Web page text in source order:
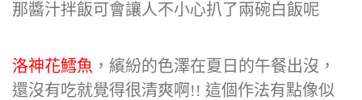
那醬汁拌飯可會讓人不小心扒了兩碗白飯呢
洛神花鱈魚 ，繽紛的色澤在夏日的午餐出沒，
還沒有吃就覺得很清爽啊!! 這個作法有點像似